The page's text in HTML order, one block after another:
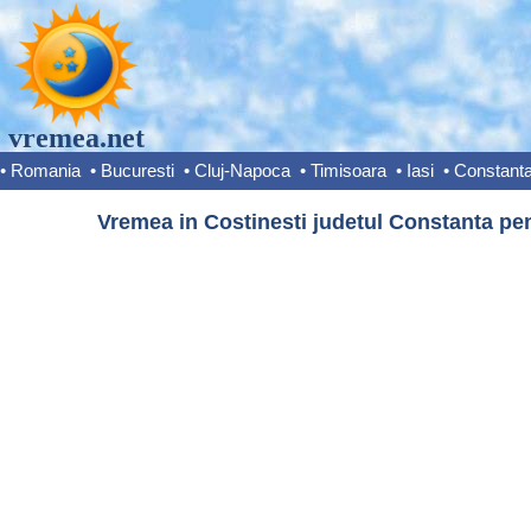
vremea.net
• Romania • Bucuresti • Cluj-Napoca • Timisoara • Iasi •
Vremea in Costinesti judetul Constanta